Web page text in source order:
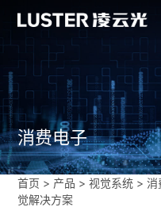
消费电子
首页 > 产品 >视觉系统 >消
觉解决方案